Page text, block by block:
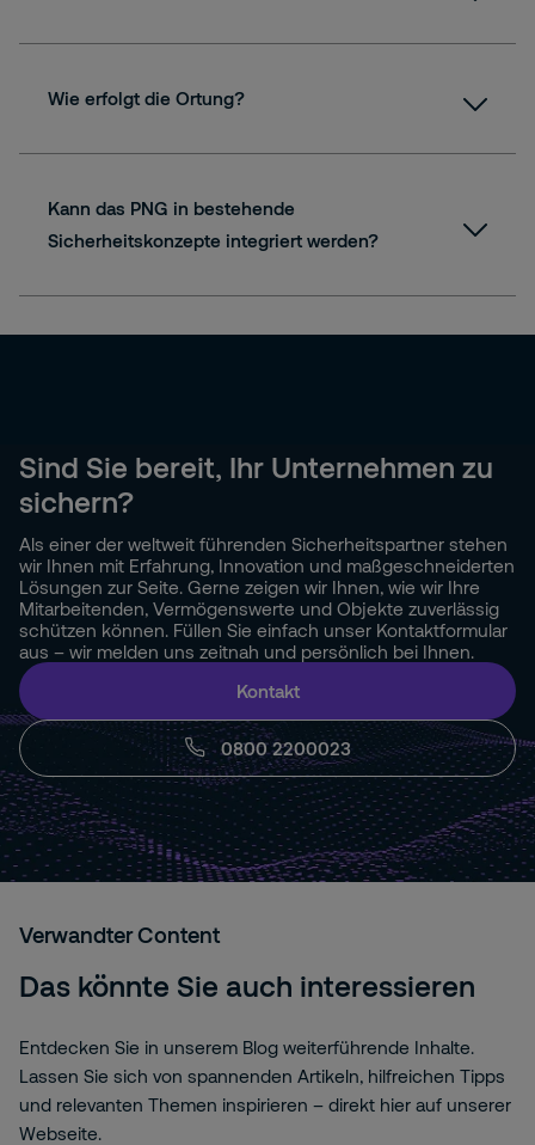
Wie erfolgt die Ortung?
Kann das PNG in bestehende
Sicherheitskonzepte integriert werden?
Sind Sie bereit, Ihr Unternehmen zu
sichern?
Als einer der weltweit führenden Sicherheitspartner stehen
wir Ihnen mit Erfahrung, Innovation und maßgeschneiderten
Lösungen zur Seite. Gerne zeigen wir Ihnen, wie wir Ihre
Mitarbeitenden, Vermögenswerte und Objekte zuverlässig
schützen können. Füllen Sie einfach unser Kontaktformular
aus – wir melden uns zeitnah und persönlich bei Ihnen.
0800 2200023
Kontakt
Verwandter Content
Das könnte Sie auch interessieren
Entdecken Sie in unserem Blog weiterführende Inhalte.
Lassen Sie sich von spannenden Artikeln, hilfreichen Tipps
und relevanten Themen inspirieren – direkt hier auf unserer
Webseite.